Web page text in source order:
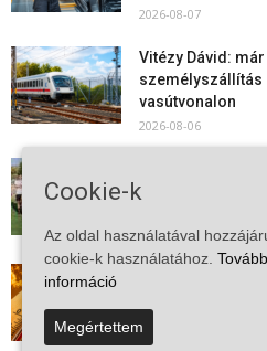
2026-08-07
Vitézy Dávid:
személyszállítás
vasútvonalon
2026-08-06
Megkezdte a
együtt maradt a
Mi történik
2026-08-05
Cookie-k
Az oldal használatával
cookie-k használatához.
információ
Megértettem